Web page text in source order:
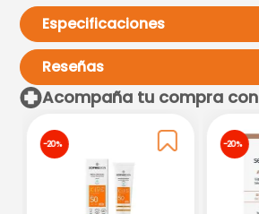
Especificaciones
Reseñas
Por favor, inicia
escribir un
Acompaña tu compra con
-20 % -20 %